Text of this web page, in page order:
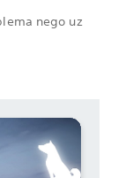
nego uz